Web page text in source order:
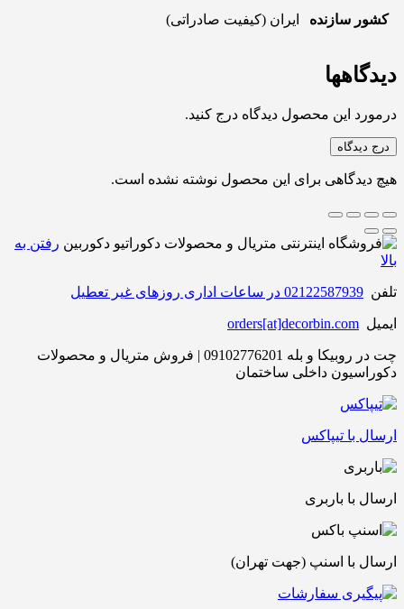
کشور سازنده ایران (کیفیت صادراتی)
دیدگاهها
درمورد این محصول دیدگاه درج کنید.
درج دیدگاه
هیچ دیدگاهی برای این محصول نوشته نشده است.
رفتن به
بالا
تلفن 02122587939 در ساعات اداری روزهای غیر تعطیل
ایمیل orders[at]decorbin.com
چت در روبیکا و بله 09102776201 | فروش متریال و محصولات
دکوراسیون داخلی ساختمان
ارسال با تیپاکس
ارسال با باربری
ارسال با اسنپ (جهت تهران)